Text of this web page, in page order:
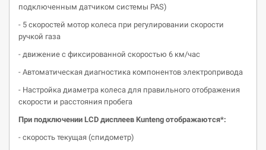
подключенным датчиком системы PAS)
- 5 скоростей мотор колеса при регулировании скорости
ручкой газа
- движение с фиксированной скоростью 6 км/час
- Автоматическая диагностика компонентов электропривода
- Настройка диаметра колеса для правильного отображения
скорости и расстояния пробега
При подключении LCD дисплеев Kunteng отображаются*:
- скорость текущая (спидометр)